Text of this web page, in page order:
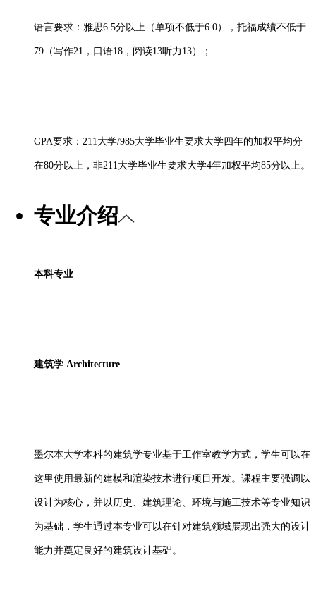
语言要求：雅思6.5分以上（单项不低于6.0），托福成绩不低于
79（写作21，口语18，阅读13听力13）；
GPA要求：211大学/985大学毕业生要求大学四年的加权平均分
在80分以上，非211大学毕业生要求大学4年加权平均85分以上。
专业介绍
本科专业
建筑学 Architecture
墨尔本大学本科的建筑学专业基于工作室教学方式，学生可以在
这里使用最新的建模和渲染技术进行项目开发。课程主要强调以
设计为核心，并以历史、建筑理论、环境与施工技术等专业知识
为基础，学生通过本专业可以在针对建筑领域展现出强大的设计
能力并奠定良好的建筑设计基础。